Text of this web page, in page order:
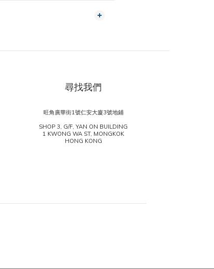
尋找我們
旺角廣華街1號仁安大廈3號地鋪
SHOP 3, G/F, YAN ON BUILDING
1 KWONG WA ST, MONGKOK
HONG KONG